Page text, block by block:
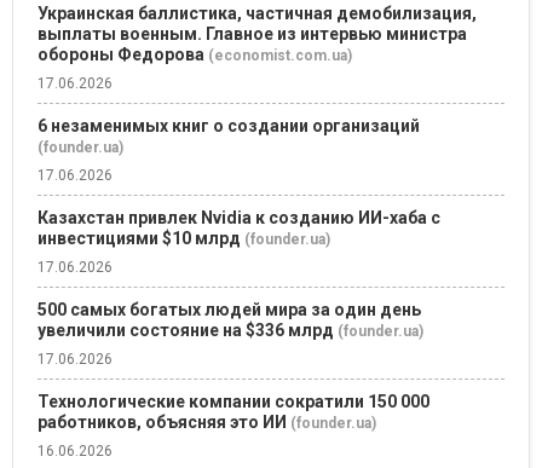
Украинская баллистика, частичная демобилизация,
выплаты военным. Главное из интервью министра
обороны Федорова (economist.com.ua)
17.06.2026
6 незаменимых книг о создании организаций
(founder.ua)
17.06.2026
Казахстан привлек Nvidia к созданию ИИ-хаба с
инвестициями $10 млрд (founder.ua)
17.06.2026
500 самых богатых людей мира за один день
увеличили состояние на $336 млрд (founder.ua)
17.06.2026
Технологические компании сократили 150 000
работников, объясняя это ИИ (founder.ua)
16.06.2026